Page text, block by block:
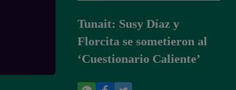
Tunait: Susy Díaz y
Florcita se sometieron al
‘Cuestionario Caliente’